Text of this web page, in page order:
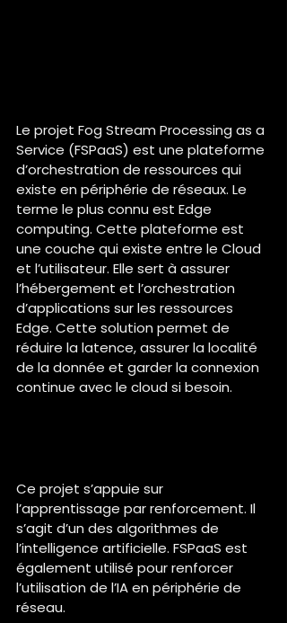
Le projet Fog Stream Processing as a
Service (FSPaaS) est une plateforme
d’orchestration de ressources qui
existe en périphérie de réseaux. Le
terme le plus connu est Edge
computing. Cette plateforme est
une couche qui existe entre le Cloud
et l’utilisateur. Elle sert à assurer
l’hébergement et l’orchestration
d’applications sur les ressources
Edge. Cette solution permet de
réduire la latence, assurer la localité
de la donnée et garder la connexion
continue avec le cloud si besoin.
Ce projet s’appuie sur
l’apprentissage par renforcement. Il
s’agit d’un des algorithmes de
l’intelligence artificielle. FSPaaS est
également utilisé pour renforcer
l’utilisation de l’IA en périphérie de
réseau.